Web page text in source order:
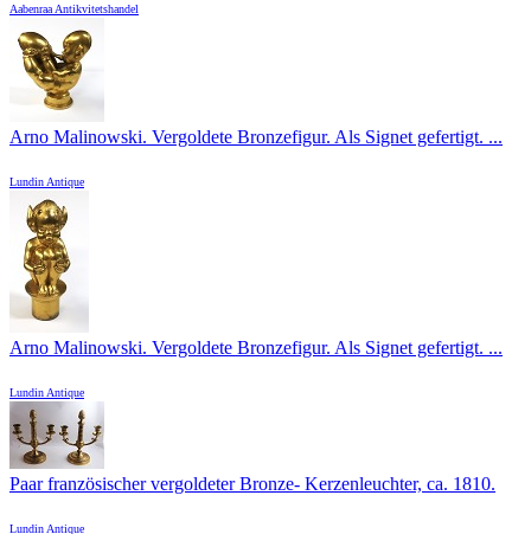
Aabenraa Antikvitetshandel
Arno Malinowski. Vergoldete Bronzefigur. Als Signet gefertigt. ...
Lundin Antique
Arno Malinowski. Vergoldete Bronzefigur. Als Signet gefertigt. ...
Lundin Antique
Paar französischer vergoldeter Bronze- Kerzenleuchter, ca. 1810.
Lundin Antique